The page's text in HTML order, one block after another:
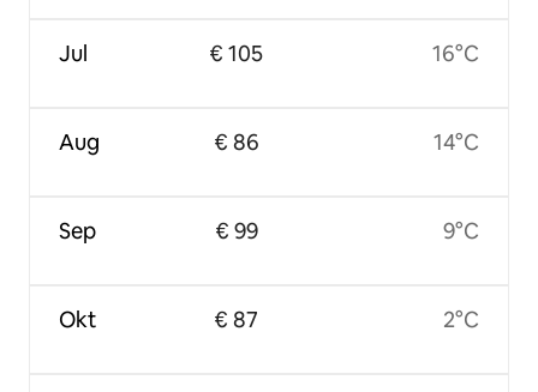
Jul
Aug
Sep
Okt
€ 105
€ 86
€ 99
€ 87
16°C
14°C
9°C
2°C